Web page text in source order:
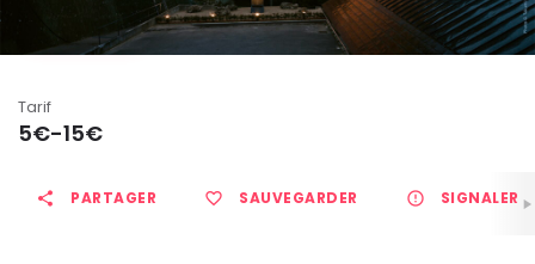
Tarif
5€-15€
PARTAGER SAUVEGARDER SIGNALER